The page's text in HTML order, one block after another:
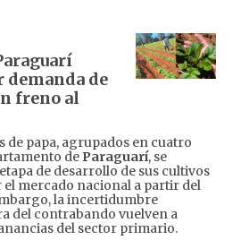
de
freno al
de papa, agrupados en cuatro
de Paraguarí, se
de desarrollo de sus cultivos
el mercado nacional a partir del
la incertidumbre
del contrabando vuelven a
del sector primario.